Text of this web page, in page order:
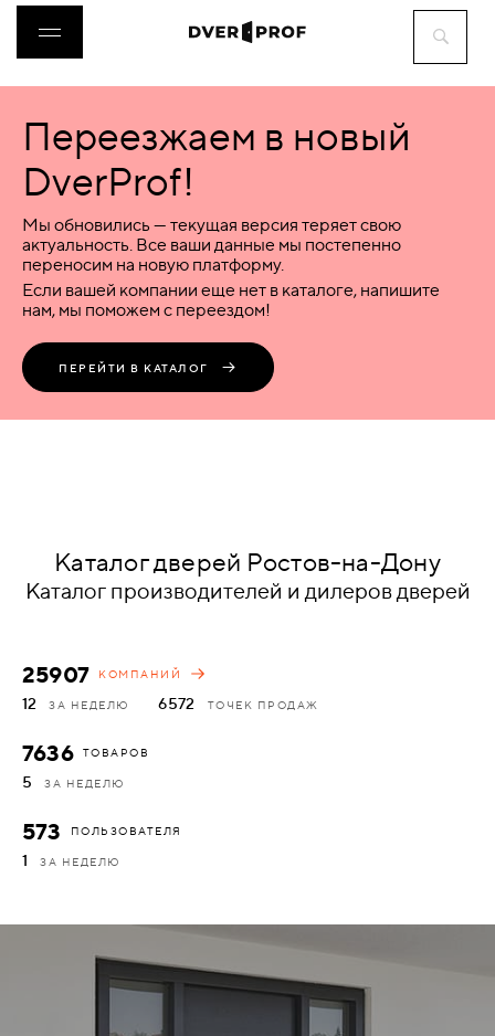
ДВЕРИ
ФУРНИТУРА
ВОРОТА
ПЕРЕГОРОДКИ
КОМПЛЕКТУЮЩИЕ
"УМНЫЙ
ДОМ"
ИНТЕРЕСНЫЕ
СТАТЬИ
Переезжаем в новый
DverProf!
Мы обновились — текущая версия теряет свою
актуальность. Все ваши данные мы постепенно
переносим на новую платформу.
Если вашей компании еще нет в каталоге, напишите
нам, мы поможем с переездом!
ПЕРЕЙТИ В КАТАЛОГ
Каталог дверей Ростов-на-Дону
Каталог производителей и дилеров дверей
25907 КОМПАНИЙ
12 ЗА НЕДЕЛЮ 6572 ТОЧЕК ПРОДАЖ
7636 ТОВАРОВ
5 ЗА НЕДЕЛЮ
573 ПОЛЬЗОВАТЕЛЯ
1 ЗА НЕДЕЛЮ